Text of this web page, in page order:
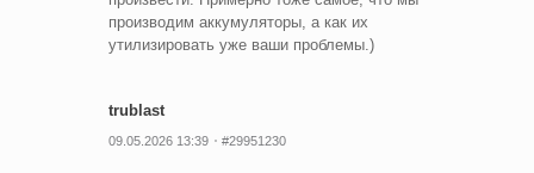
производим аккумуляторы, а как их
утилизировать уже ваши проблемы.)
trublast
09.05.2026 13:39 #29951230